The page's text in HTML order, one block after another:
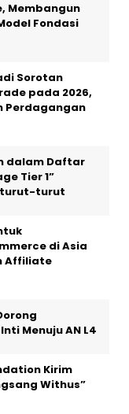
Membangun
Fondasi
Sorotan
pada 2026,
Perdagangan
dalam Daftar
Tier 1”
turut
di Asia
Affiliate
Menuju AN L4
Kirim
Withus”